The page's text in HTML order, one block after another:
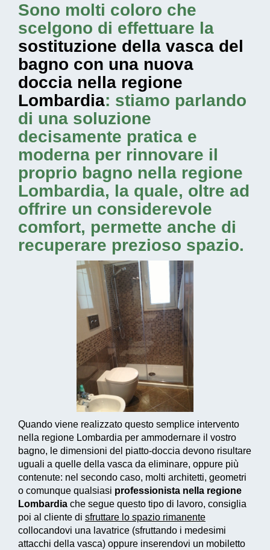
Sono molti coloro che
scelgono di effettuare la
sostituzione della vasca del
bagno con una nuova
doccia nella regione
Lombardia: stiamo parlando
di una soluzione
decisamente pratica e
moderna per rinnovare il
proprio bagno nella regione
Lombardia, la quale, oltre ad
offrire un considerevole
comfort, permette anche di
recuperare prezioso spazio.
Quando viene realizzato questo semplice intervento
nella regione Lombardia per ammodernare il vostro
bagno, le dimensioni del piatto-doccia devono risultare
uguali a quelle della vasca da eliminare, oppure più
contenute: nel secondo caso, molti architetti, geometri
o comunque qualsiasi professionista nella regione
Lombardia che segue questo tipo di lavoro, consiglia
poi al cliente di sfruttare lo spazio rimanente
collocandovi una lavatrice (sfruttando i medesimi
attacchi della vasca) oppure inserendovi un mobiletto